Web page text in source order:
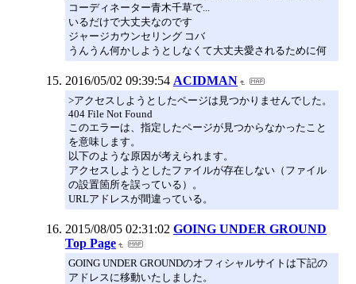
コーディネーター青木千草で...
いるだけで大丈夫なのです
ジャージカウンセリング コバ
うんうん何かしようとしなくて大丈夫愛されるために何
2016/05/02 09:39:54 ACIDMAN
>アクセスしようとしたページは見つかりませんでした。
404 File Not Found
このエラーは、指定したページが見つからなかったこと
を意味します。
以下のような原因が考えられます。
アクセスしようとしたファイルが存在しない（ファイル
の設置箇所を誤っている）。
URLアドレスが間違っている。
2015/08/05 02:31:02 GOING UNDER GROUND
Top Page
GOING UNDER GROUNDのオフィシャルサイトは下記の
アドレスに移動いたしました。